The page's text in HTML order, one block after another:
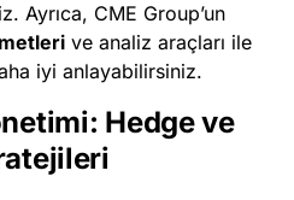
Ayrıca, CME Group’un
ve analiz araçları ile
iyi anlayabilirsiniz.
Hedge ve